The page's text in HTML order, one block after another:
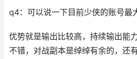
q4：可以说一下目前少侠的账号最
优势就是输出比较高，持续输出能
不错，对战副本是绰绰有余的，还